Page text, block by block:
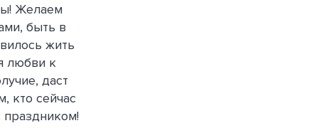
Желаем
быть в
жить
любви к
даст
кто сейчас
праздником!